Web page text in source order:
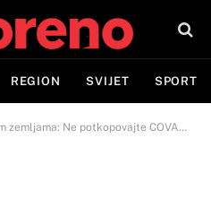
REGION SVIJET SPORT
Ne potkopovajte COVAX program